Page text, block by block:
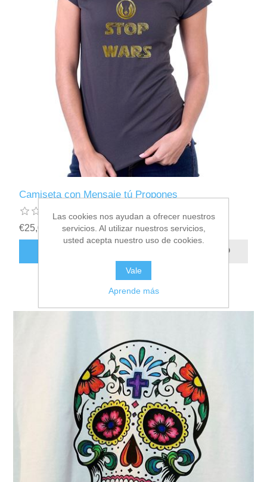
Camiseta con Mensaje tú Propones
€25,00 incl impuestos
Las cookies nos ayudan a ofrecer nuestros
servicios. Al utilizar nuestros servicios,
usted acepta nuestro uso de cookies.
Vale
Aprende más